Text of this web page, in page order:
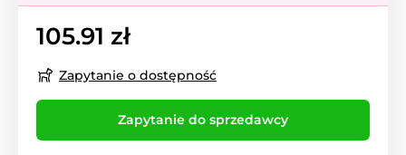
105.91 zł
Zapytanie o dostępność
Zapytanie do sprzedawcy